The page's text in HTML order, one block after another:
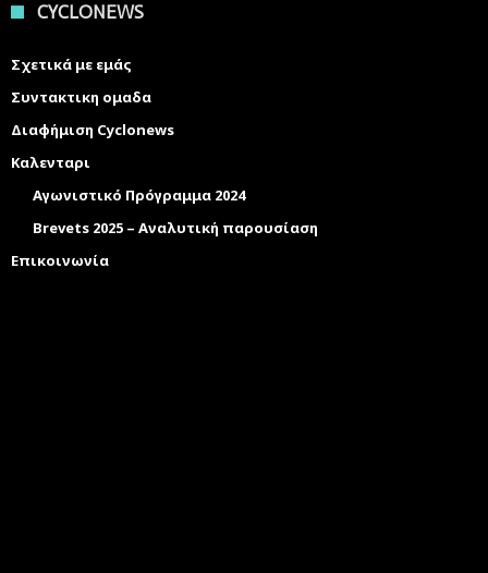
CYCLONEWS
Σχετικά με εμάς
Συντακτικη ομαδα
Διαφήμιση Cyclonews
Καλενταρι
Αγωνιστικό Πρόγραμμα 2024
Brevets 2025 – Αναλυτική παρουσίαση
Επικοινωνία